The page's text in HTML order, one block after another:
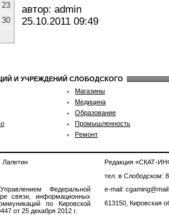
23
30
автор: admin
25.10.2011 09:49
И УЧРЕЖДЕНИЙ СЛОБОДСКОГО
Магазины
Медицина
Образование
Промышленность
Ремонт
Федеральной
связи, информационных
по Кировской
от 25 декабря 2012 г.
Редакция «СКАТ-
тел. в Слободском:
e-mail:
613150, Кировская